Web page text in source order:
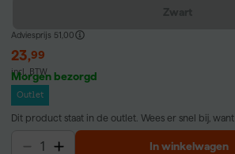
Adviesprijs 51,00
23,99
incl. BTW
Morgen bezorgd
Outlet
Dit product staat in de outlet. Wees er snel bij, want
In winkelwagen